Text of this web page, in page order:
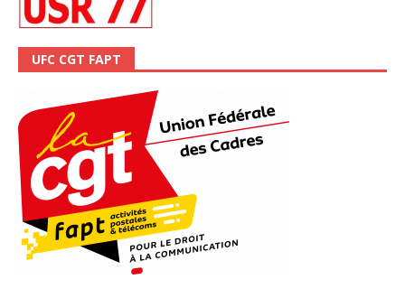
UFC CGT FAPT